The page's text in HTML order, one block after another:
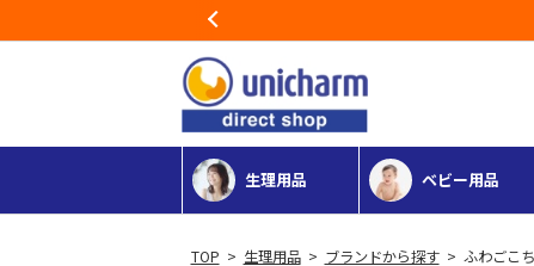
生理用品 ベビー用品
> 生理用品> ブランドから探す> ふわごこち